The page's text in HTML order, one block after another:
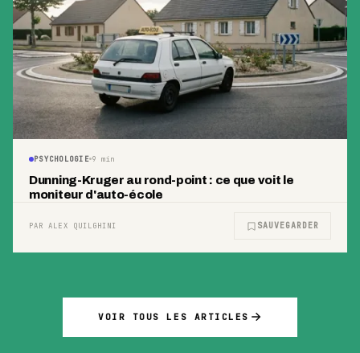
PSYCHOLOGIE 9 min
Dunning-Kruger au rond-point : ce que voit le
moniteur d'auto-école
PAR ALEX QUILGHINI SAUVEGARDER
VOIR TOUS LES ARTICLES